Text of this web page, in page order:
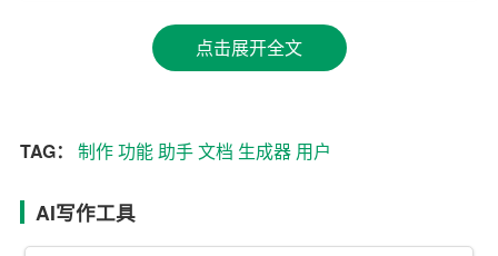
3. 智能纠错：AI文档生成器具备智能纠错功能，能够自动
4. 数据驱动：AI文档生成器支持数据导入，用户可以将数
5. 云端存储：AI文档生成器将文档存储在云端，用户可以
点击展开全文
TAG： 制作功能助手文档 生成器 用户
AI写作工具